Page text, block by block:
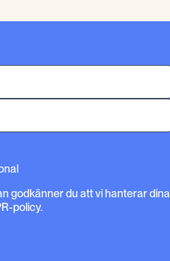
godkänner du att vi hanterar dina
policy.